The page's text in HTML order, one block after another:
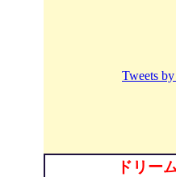
Tweets
ドリー